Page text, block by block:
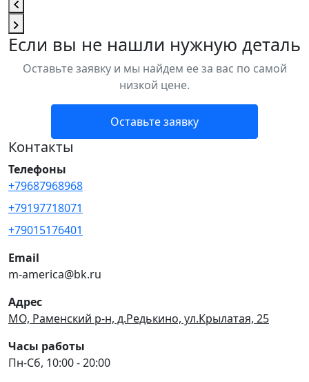
Если вы не нашли нужную деталь
Оставьте заявку и мы найдем ее за вас по самой
низкой цене.
Оставьте заявку
Контакты
Телефоны
+79687968968
+79197718071
+79015176401
Email
m-america@bk.ru
Адрес
МО, Раменский р-н, д.Редькино, ул.Крылатая, 25
Часы работы
Пн-Сб, 10:00 - 20:00